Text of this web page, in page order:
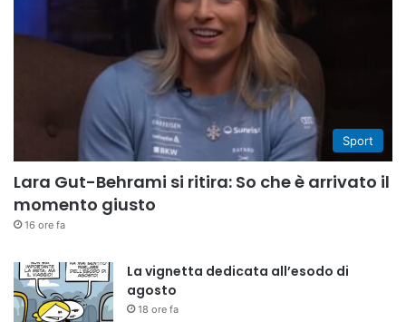
Sport
Lara Gut-Behrami si ritira: So che è arrivato il
momento giusto
16 ore fa
La vignetta dedicata all’esodo di
agosto
18 ore fa